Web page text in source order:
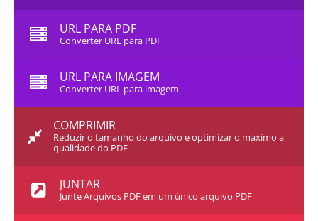
URL PARA PDF
Converter URL para PDF
URL PARA IMAGEM
Converter URL para imagem
COMPRIMIR
Reduzir o tamanho do arquivo e optimizar o máximo a
qualidade do PDF
JUNTAR
Junte Arquivos PDF em um único arquivo PDF